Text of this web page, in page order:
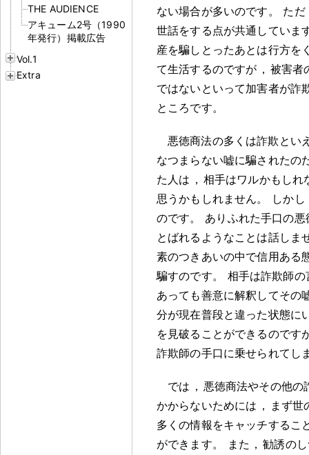
THE AUDIENCE
アキューム2号（1990
年発行）掲載広告
Vol.1
Extra
ない場合が多いのです 。 ただ
世話をする点が共通していま
産を騙しとったあとは行方を
て生活するのですが ， 被害者
ではないといって加害者が詐
ところです。
悪徳商法の多くは詐欺とい
なつまらない嘘に騙されたの
た人は ， 相手はワルかもしれ
思うかもしれません。 しかし
のです。
ありふれた手口の
とばれるようなことは話しま
素のつきあいの中で信用ある
騙すのです。
相手は詐欺師
あっても善意に解釈してその
分が現在普段と違った状態に
を見破ることができるのです
詐欺師の手口に乗せられてし
では ， 悪徳商法やその他の
かからないためには ， まず世
多くの情報をキャッチするこ
ができます。 また ， 勧誘の